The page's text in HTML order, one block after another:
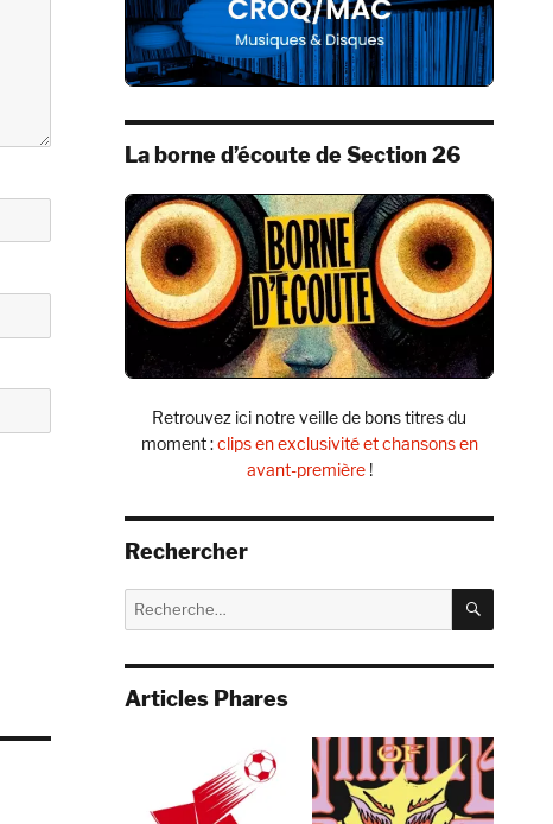
La borne d’écoute de Section 26
Retrouvez ici notre veille de bons titres du
moment :clips en exclusivité et chansons en
avant-première!
Rechercher
Recherche
pour :
Articles Phares